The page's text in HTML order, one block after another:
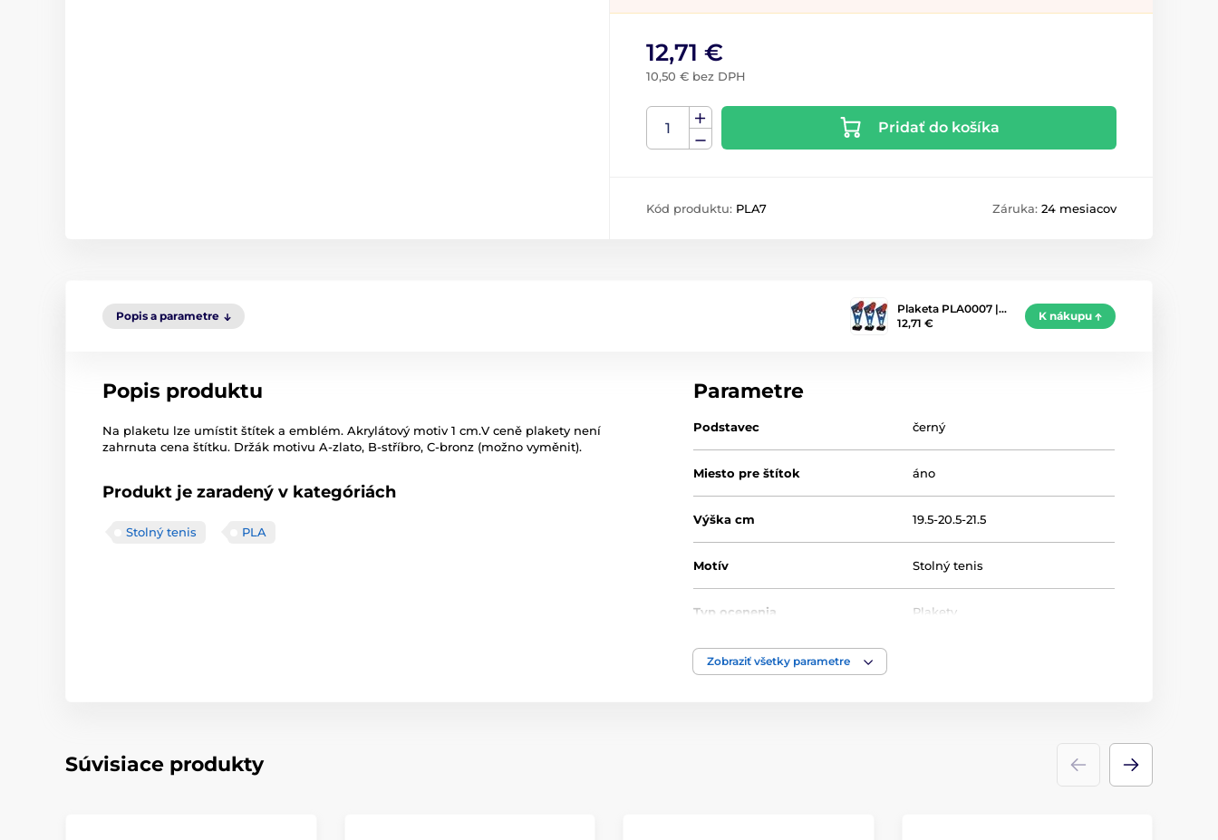
12,71 €
10,50 € bez DPH
Pridať do košíka
Kód produktu: PLA7 Záruka: 24 mesiacov
Popis a parametre
Plaketa PLA0007 |…
12,71 €
K nákupu
Popis produktu
Na plaketu lze umístit štítek a emblém. Akrylátový motiv 1 cm.V ceně plakety není
zahrnuta cena štítku. Držák motivu A-zlato, B-stříbro, C-bronz (možno vyměnit).
Produkt je zaradený v kategóriách
Stolný tenis PLA
Parametre
Podstavec černý
Miesto pre štítok áno
Výška cm 19.5-20.5-21.5
Motív Stolný tenis
Typ ocenenia Plakety
Materiál
Zobraziť všetky parametre
Súvisiace produkty